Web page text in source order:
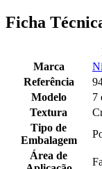
Ficha
Marca
Referência
Modelo
7
Textura
Tipo de
Embalagem
Área de